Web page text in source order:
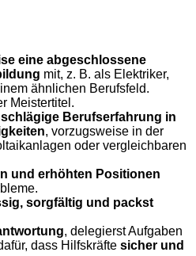
eine abgeschlossene
mit, z. B. als Elektriker,
ähnlichen Berufsfeld.
Meistertitel.
Berufserfahrung in
, vorzugsweise in der
oder vergleichbaren
und erhöhten Positionen
sorgfältig und packst
, delegierst Aufgaben
dass Hilfskräfte sicher und